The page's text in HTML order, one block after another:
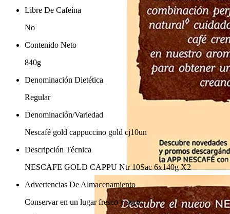
Libre De Cafeína
No
Contenido Neto
840g
Denominación Dietética
Regular
Denominación/Variedad
Nescafé gold cappuccino gold cj10un
Descripción Técnica
NESCAFE GOLD CAPPU Ntr 10Sac 6x140g X2
Advertencias De Almacenamiento
Conservar en un lugar fresco y seco